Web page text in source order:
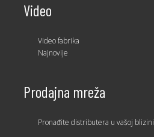
Video
Video fabrika
Najnovije
Prodajna mreža
Pronađite distributera u vašoj blizini